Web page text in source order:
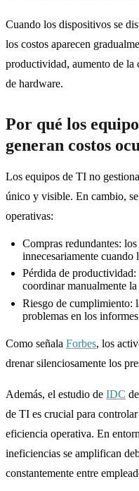
Cuando los dispositivos se
los costos aparecen
productividad, aumento de la
de hardware.
Por qué los
generan costos
Los equipos de TI no
único y visible. En cambio,
operativas:
Compras redundantes:
innecesariamente cuando
Pérdida de
coordinar manualmente
Riesgo de cumplimiento:
problemas en los
Como señala Forbes, los
drenar silenciosamente los
Además, el estudio de IDC
de TI es crucial para
eficiencia operativa. En
ineficiencias se amplifican
constantemente entre